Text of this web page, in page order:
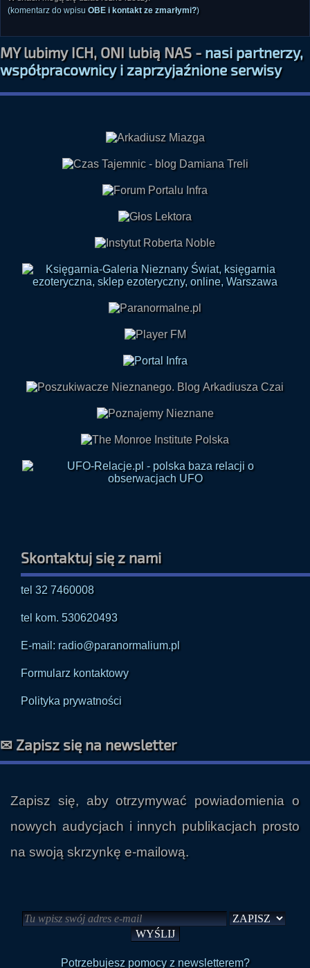
(komentarz do wpisu OBE i kontakt ze zmarłymi?)
MY lubimy ICH, ONI lubią NAS -nasi partnerzy,
współpracownicy i zaprzyjaźnione serwisy
Skontaktuj się z nami
tel 32 7460008
tel kom. 530620493
E-mail: radio@paranormalium.pl
Formularz kontaktowy
Polityka prywatności
✉ Zapisz się na newsletter
Zapisz się, aby otrzymywać powiadomienia o
nowych audycjach i innych publikacjach prosto
na swoją skrzynkę e-mailową.
Potrzebujesz pomocy z newsletterem?